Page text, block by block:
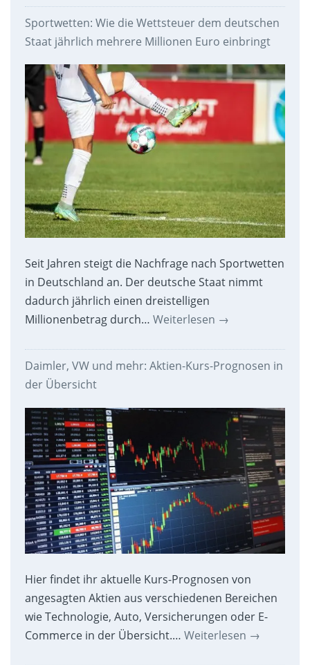
Sportwetten: Wie die Wettsteuer dem deutschen
Staat jährlich mehrere Millionen Euro einbringt
Seit Jahren steigt die Nachfrage nach Sportwetten
in Deutschland an. Der deutsche Staat nimmt
dadurch jährlich einen dreistelligen
Millionenbetrag durch… Weiterlesen →
Daimler, VW und mehr: Aktien-Kurs-Prognosen in
der Übersicht
Hier findet ihr aktuelle Kurs-Prognosen von
angesagten Aktien aus verschiedenen Bereichen
wie Technologie, Auto, Versicherungen oder E-
Commerce in der Übersicht.… Weiterlesen →